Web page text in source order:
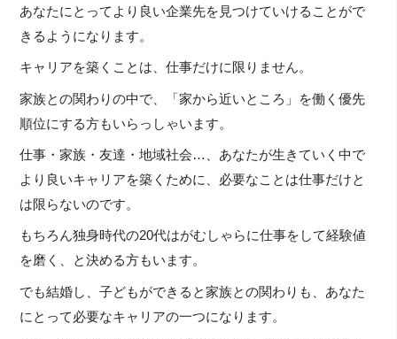
あなたにとってより良い企業先を見つけていけることがで
きるようになります。
キャリアを築くことは、仕事だけに限りません。
家族との関わりの中で、「家から近いところ」を働く優先
順位にする方もいらっしゃいます。
仕事・家族・友達・地域社会…、あなたが生きていく中で
より良いキャリアを築くために、必要なことは仕事だけと
は限らないのです。
もちろん独身時代の20代はがむしゃらに仕事をして経験値
を磨く、と決める方もいます。
でも結婚し、子どもができると家族との関わりも、あなた
にとって必要なキャリアの一つになります。